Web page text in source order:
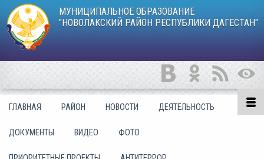
МУНИЦИПАЛЬНОЕ ОБРАЗОВАНИЕ
"НОВОЛАКСКИЙ РАЙОН РЕСПУБЛИКИ ДАГЕСТАН"
ГЛАВНАЯ РАЙОН НОВОСТИ ДЕЯТЕЛЬНОСТЬ
ДОКУМЕНТЫ ВИДЕО ФОТО